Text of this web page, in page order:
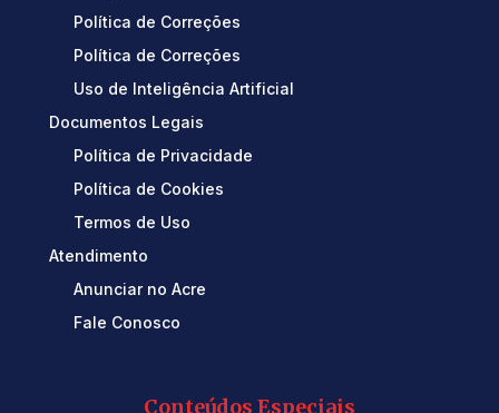
Política de Correções
Política de Correções
Uso de Inteligência Artificial
Documentos Legais
Política de Privacidade
Política de Cookies
Termos de Uso
Atendimento
Anunciar no Acre
Fale Conosco
Conteúdos Especiais